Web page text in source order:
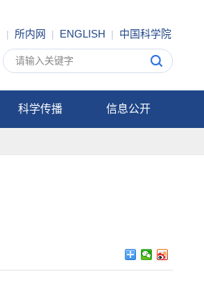
| 所内网 | ENGLISH | 中国科学院
科学传播 信息公开